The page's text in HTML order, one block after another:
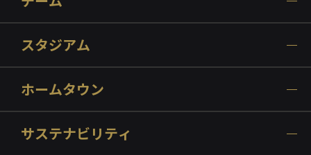
スタジアム
ホームタウン
サステナビリティ